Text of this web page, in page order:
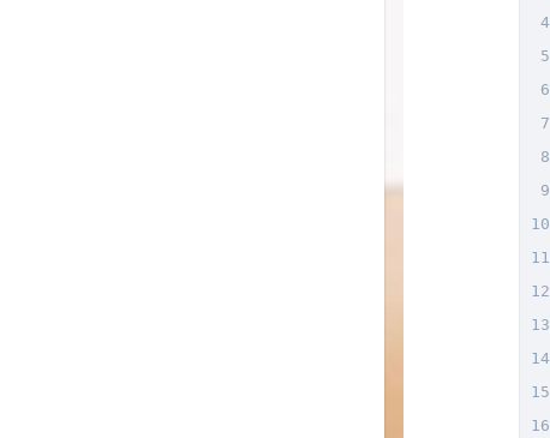
4
5
6
7
8
9
10
11
12
13
14
15
16